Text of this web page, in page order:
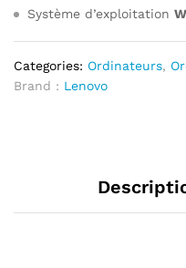
Système d’exploitation
Categories: Ordinateurs,
Brand : Lenovo